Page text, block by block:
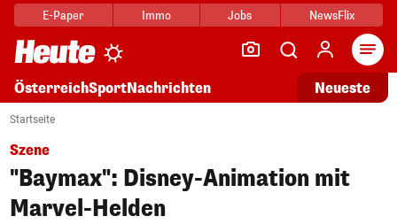
E-Paper Immo Jobs NewsFlix
ÖsterreichSportNachrichten Neueste
Startseite
Szene
"Baymax": Disney-Animation mit
Marvel-Helden